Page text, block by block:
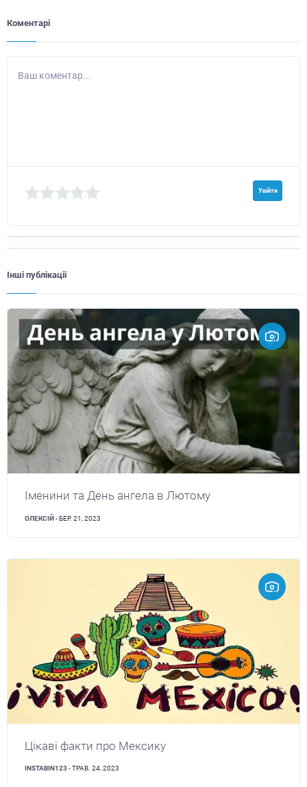
Коментарі
Ваш коментар...
Увійти
Інші публікації
Іменини та День ангела в Лютому
ОЛЕКСІЙ - БЕР. 21, 2023
Цікаві факти про Мексику
INSTABIN123 - ТРАВ. 24, 2023